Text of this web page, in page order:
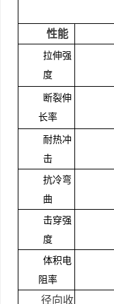
性能
拉伸强
度
断裂伸
长率
耐热冲
击
抗冷弯
曲
击穿强
度
体积电
阻率
径向收